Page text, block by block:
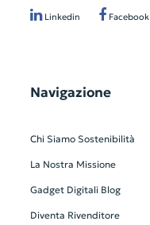
Linkedin Facebook
Navigazione
Chi Siamo Sostenibilità
La Nostra Missione
Gadget Digitali Blog
Diventa Rivenditore